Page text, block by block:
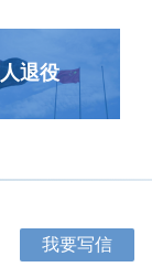
退役
我要写信